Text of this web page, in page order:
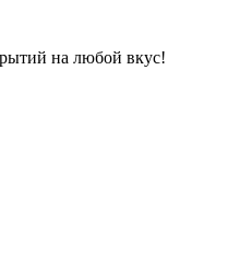
на любой вкус!